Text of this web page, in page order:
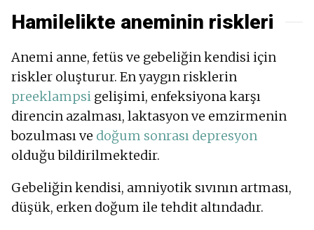
Hamilelikte aneminin riskleri
Anemi anne, fetüs ve gebeliğin kendisi için
riskler oluşturur. En yaygın risklerin
preeklampsi gelişimi, enfeksiyona karşı
direncin azalması, laktasyon ve emzirmenin
bozulması ve doğum sonrası depresyon
olduğu bildirilmektedir.
Gebeliğin kendisi, amniyotik sıvının artması,
düşük, erken doğum ile tehdit altındadır.